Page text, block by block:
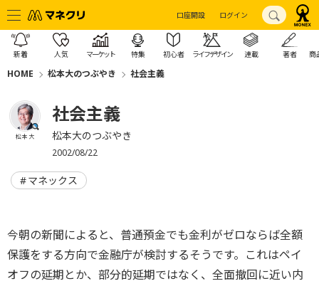
口座開設 ログイン
新着 人気 マーケット 特集 初心者 ライフデザイン 連載 著者 商
HOME 松本大のつぶやき 社会主義
松本 大
社会主義
松本大のつぶやき
2002/08/22
マネックス
今朝の新聞によると、普通預金でも金利がゼロならば全額
保護をする方向で金融庁が検討するそうです。これはペイ
オフの延期とか、部分的延期ではなく、全面撤回に近い内